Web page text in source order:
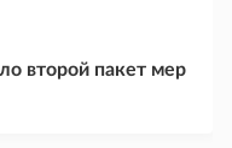
второй пакет мер